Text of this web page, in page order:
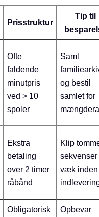
Prisstruktur
Tip til
Ofte
faldende
minutpris
ved > 10
spoler
Saml
og bestil
samlet for
Ekstra
betaling
over 2 timer
råbånd
Klip
sekvenser
væk inden
Obligatorisk
Opbevar